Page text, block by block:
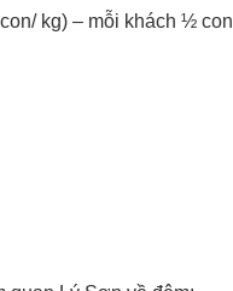
kg) – mỗi khách ½ con